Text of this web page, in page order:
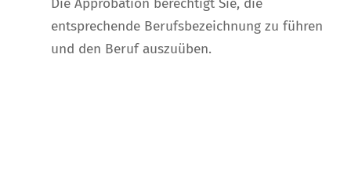
Die Approbation berechtigt Sie, die
entsprechende Berufsbezeichnung zu führen
und den Beruf auszuüben.